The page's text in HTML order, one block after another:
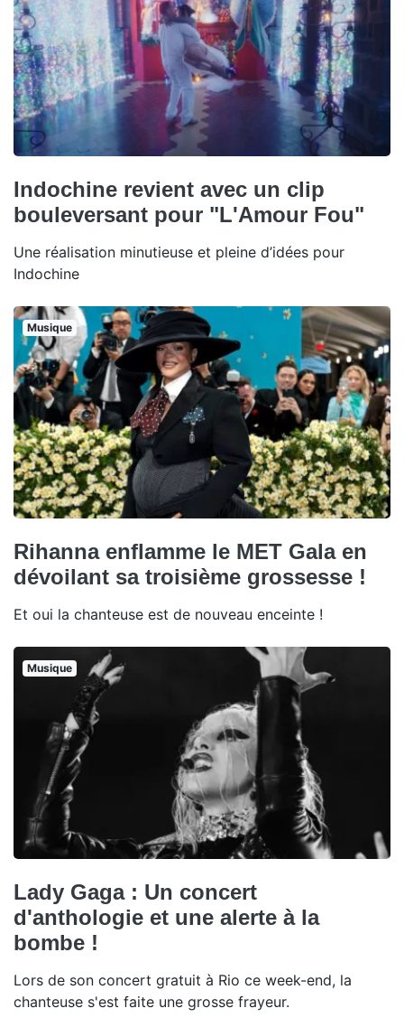
Indochine revient avec un clip
bouleversant pour "L'Amour Fou"
Une réalisation minutieuse et pleine d’idées pour
Indochine
Musique
Rihanna enflamme le MET Gala en
dévoilant sa troisième grossesse !
Et oui la chanteuse est de nouveau enceinte !
Musique
Lady Gaga : Un concert
d'anthologie et une alerte à la
bombe !
Lors de son concert gratuit à Rio ce week-end, la
chanteuse s'est faite une grosse frayeur.